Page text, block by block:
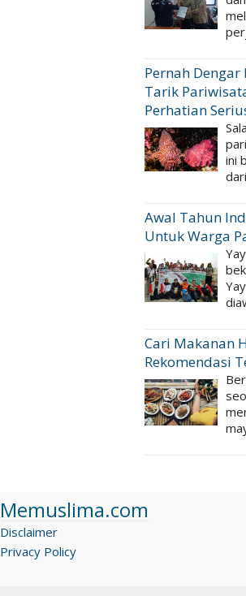
Pernah Dengar
Tarik
Perhatian
ini
Awal Tahun
Untuk Warga
Cari Makanan
Rekomendasi
Memuslima.com
Disclaimer
Privacy Policy